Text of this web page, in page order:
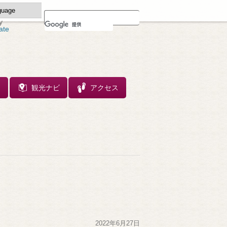
観光ナビ アクセス
2022年6月27日